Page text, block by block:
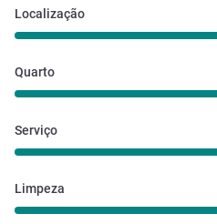
Localização
Quarto
Serviço
Limpeza